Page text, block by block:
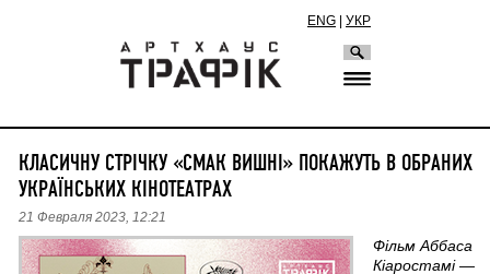
ENG УКР
КЛАСИЧНУ СТРІЧКУ «СМАК ВИШНІ» ПОКАЖУТЬ В ОБРАНИХ
УКРАЇНСЬКИХ КІНОТЕАТРАХ
21 Февраля 2023, 12:21
Фільм Аббаса
Кіаростамі —